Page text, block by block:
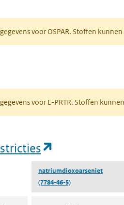
voor OSPAR. Stoffen
voor E-PRTR. Stoffen
natriumdioxoarseniet
(7784-46-5)